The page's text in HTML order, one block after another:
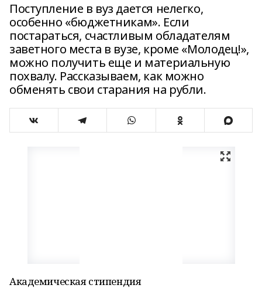
Поступление в вуз дается нелегко,
особенно «бюджетникам». Если
постараться, счастливым обладателям
заветного места в вузе, кроме «Молодец!»,
можно получить еще и материальную
похвалу. Рассказываем, как можно
обменять свои старания на рубли.
Академическая стипендия